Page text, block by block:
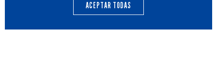
CANTERA ACTUALIDAD
ACEPTAR TODAS